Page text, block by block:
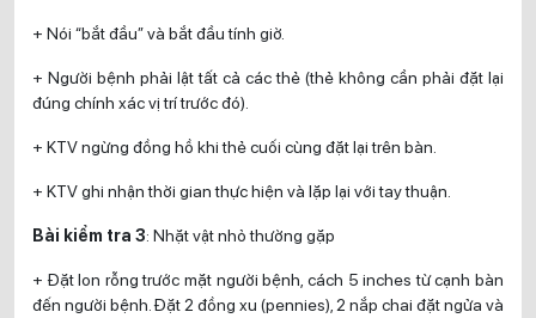
+ Nói “bắt đầu” và bắt đầu tính giờ.
+ Người bệnh phải lật tất cả các thẻ (thẻ không cần phải đặt lại
đúng chính xác vị trí trước đó).
+ KTV ngừng đồng hồ khi thẻ cuối cùng đặt lại trên bàn.
+ KTV ghi nhận thời gian thực hiện và lặp lại với tay thuận.
Bài kiểm tra 3: Nhặt vật nhỏ thường gặp
+ Đặt lon rỗng trước mặt người bệnh, cách 5 inches từ cạnh bàn
đến người bệnh. Đặt 2 đồng xu (pennies), 2 nắp chai đặt ngửa và